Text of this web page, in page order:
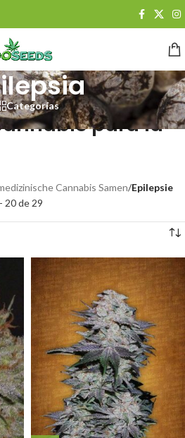
Categorías
para la
Cannabis Samen/Epilepsie
20 de 29